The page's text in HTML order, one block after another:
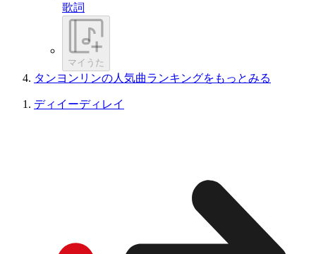
歌詞
マイうた
タンヨンリンの人気曲ランキングをもっとみる
ディイーディレイ